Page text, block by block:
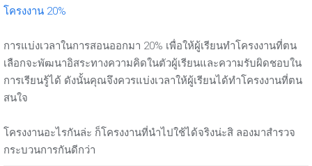
โครงงาน 20%
การแบ่งเวลาในการสอนออกมา 20% เพื่อให้ผู้เรียนทำโครงงานที่ตน
เลือกจะพัฒนาอิสระทางความคิดในตัวผู้เรียนและความรับผิดชอบใน
การเรียนรู้ได้ ดังนั้นคุณจึงควรแบ่งเวลาให้ผู้เรียนได้ทำโครงงานที่ตน
สนใจ
โครงงานอะไรกันล่ะ ก็โครงงานที่นำไปใช้ได้จริงน่ะสิ ลองมาสำรวจ
กระบวนการกันดีกว่า